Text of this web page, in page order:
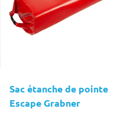
Sac étanche de pointe
Escape Grabner